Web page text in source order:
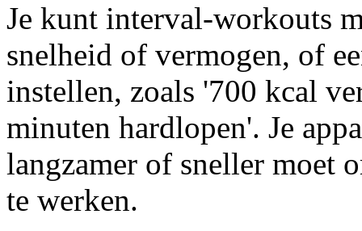
Je kunt interval-workouts
snelheid of vermogen, of
instellen, zoals '700 kcal
minuten hardlopen'. Je
langzamer of sneller moet
te werken.